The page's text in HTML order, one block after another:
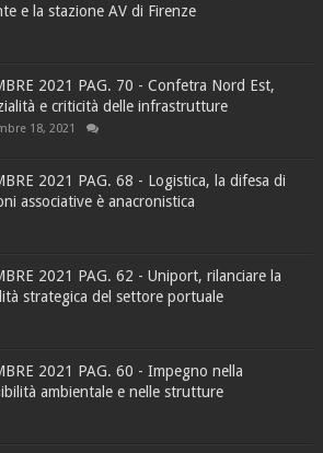
e la stazione AV di Firenze
2021 PAG. 70 - Confetra Nord Est,
e criticità delle infrastrutture
18, 2021
2021 PAG. 68 - Logistica, la difesa di
associative è anacronistica
2021 PAG. 62 - Uniport, rilanciare la
strategica del settore portuale
2021 PAG. 60 - Impegno nella
ambientale e nelle strutture